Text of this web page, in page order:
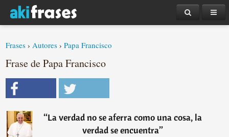
Frases ›Autores ›Papa Francisco
Frase de Papa Francisco
“La verdad no se aferra como una cosa, la
verdad se encuentra”